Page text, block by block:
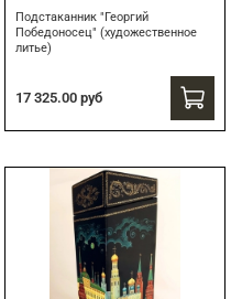
Подстаканник "Георгий
Победоносец" (художественное
литье)
17 325.00 руб